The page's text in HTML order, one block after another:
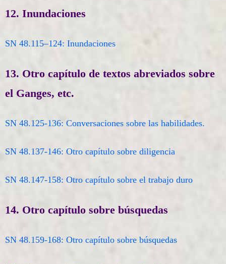
12. Inundaciones
SN 48.115–124: Inundaciones
13. Otro capítulo de textos abreviados sobre
el Ganges, etc.
SN 48.125-136: Conversaciones sobre las habilidades.
SN 48.137-146: Otro capítulo sobre diligencia
SN 48.147-158: Otro capítulo sobre el trabajo duro
14. Otro capítulo sobre búsquedas
SN 48.159-168: Otro capítulo sobre búsquedas